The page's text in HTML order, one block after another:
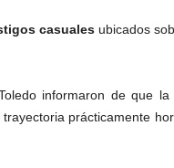
casuales ubicados
informaron de que
trayectoria prácticamente